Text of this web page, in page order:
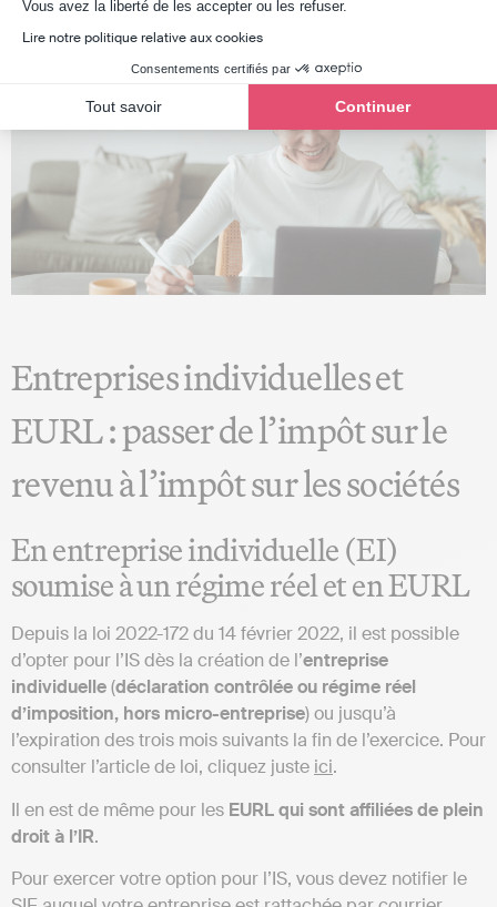
Vous avez la liberté de les accepter ou les refuser.
Lire notre politique relative aux cookies
Consentements certifiés par
Tout savoir Continuer
Entreprises individuelles et
EURL : passer de l’impôt sur le
revenu à l’impôt sur les sociétés
En entreprise individuelle (EI)
soumise à un régime réel et en EURL
Depuis la loi 2022-172 du 14 février 2022, il est possible
d’opter pour l’IS dès la création de l’entreprise
individuelle(déclaration contrôlée ou régime réel
d’imposition, hors micro-entreprise) ou jusqu’à
l’expiration des trois mois suivants la fin de l’exercice. Pour
consulter l’article de loi, cliquez juste ici.
Il en est de même pour les EURL qui sont affiliées de plein
droit à l’IR.
Pour exercer votre option pour l’IS, vous devez notifier le